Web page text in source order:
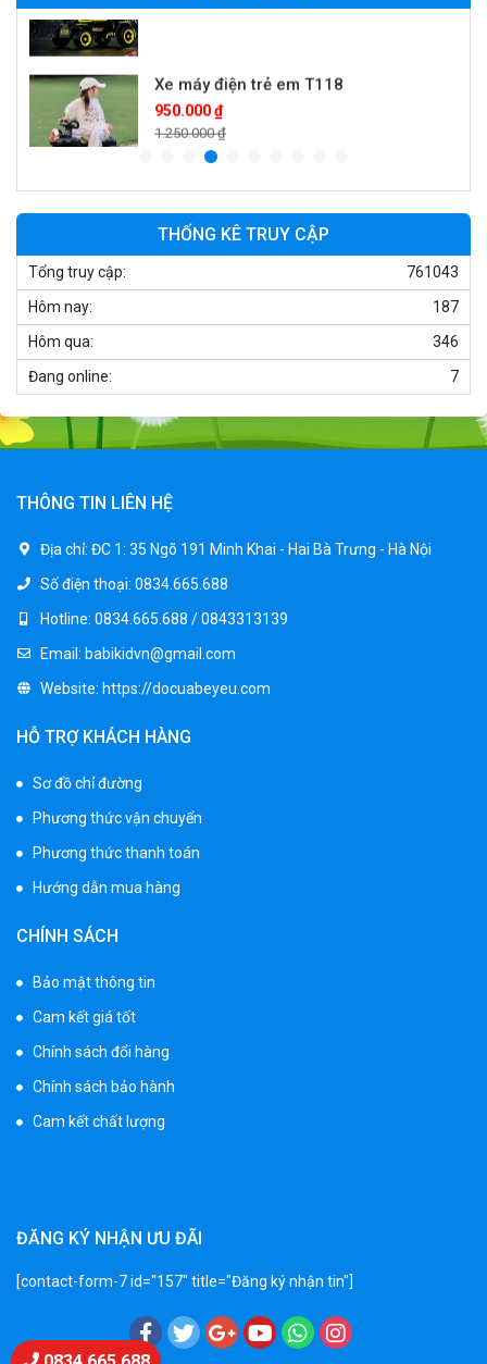
1.250.000 ₫
Xe điện trẻ em 7017
900.000 ₫
1.250.000 ₫
Xe ô tô điện trẻ em cảnh sát J2988
Xe ô tô điện trẻ em địa hình M666
2.400.000 ₫
Xe máy điện trẻ em BJQ-M03
1.950.000 ₫
1.530.000 ₫
520.000 ₫
750.000 ₫
Xe máy điện trẻ em vecpa XW02
950.000 ₫
1.250.000 ₫
950.000 ₫
1.250.000 ₫
THỐNG KÊ TRUY CẬP
761043
Tổng truy cập:
187
Hôm nay:
346
Hôm qua:
7
Đang online:
THÔNG TIN LIÊN HỆ
Địa chỉ: ĐC 1: 35 Ngõ 191 Minh Khai - Hai Bà Trưng - Hà Nội
Số điện thoại: 0834.665.688
Hotline: 0834.665.688 / 0843313139
Email: babikidvn@gmail.com
Website: https://docuabeyeu.com
HỖ TRỢ KHÁCH HÀNG
Sơ đồ chỉ đường
Phương thức vận chuyển
Phương thức thanh toán
Hướng dẫn mua hàng
CHÍNH SÁCH
Bảo mật thông tin
Cam kết giá tốt
Chính sách đổi hàng
Chính sách bảo hành
Cam kết chất lượng
ĐĂNG KÝ NHẬN ƯU ĐÃI
[contact-form-7 id="157" title="Đăng ký nhận tin"]
Chat Zalo